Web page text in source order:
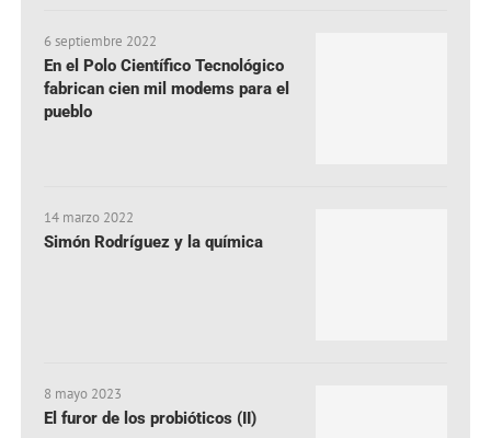
6 septiembre 2022
En el Polo Científico Tecnológico
fabrican cien mil modems para el
pueblo
14 marzo 2022
Simón Rodríguez y la química
8 mayo 2023
El furor de los probióticos (II)